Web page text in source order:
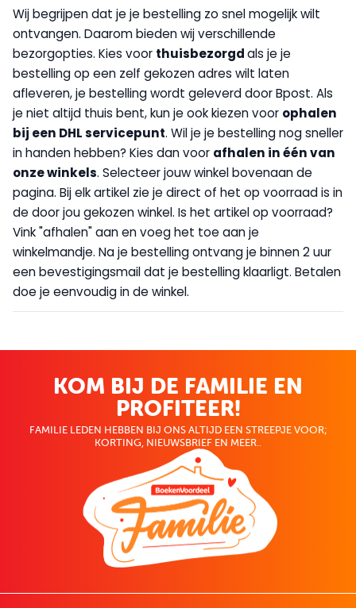
Wij begrijpen dat je je bestelling zo snel mogelijk wilt
ontvangen. Daarom bieden wij verschillende
bezorgopties. Kies voor thuisbezorgdals je je
bestelling op een zelf gekozen adres wilt laten
afleveren, je bestelling wordt geleverd door Bpost. Als
je niet altijd thuis bent, kun je ook kiezen voor ophalen
bij een DHL servicepunt. Wil je je bestelling nog sneller
in handen hebben? Kies dan voor afhalen in één van
onze winkels. Selecteer jouw winkel bovenaan de
pagina. Bij elk artikel zie je direct of het op voorraad is in
de door jou gekozen winkel. Is het artikel op voorraad?
Vink "afhalen" aan en voeg het toe aan je
winkelmandje. Na je bestelling ontvang je binnen 2 uur
een bevestigingsmail dat je bestelling klaarligt. Betalen
doe je eenvoudig in de winkel.
KOM BIJ DE FAMILIE EN
PROFITEER!
FAMILIE LEDEN HEBBEN BIJ ONS ALTIJD EEN STREEPJE VOOR;
KORTING, NIEUWSBRIEF EN MEER..